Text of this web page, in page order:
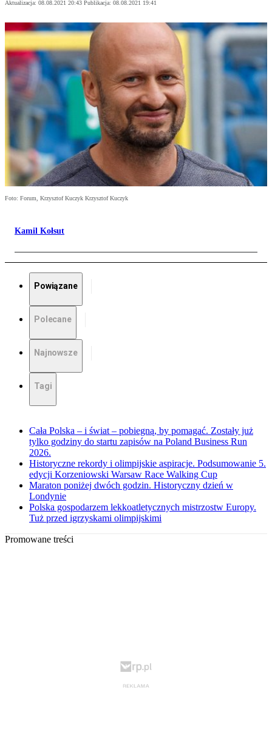
Aktualizacja: 08.08.2021 20:43 Publikacja: 08.08.2021 19:41
Foto: Forum, Krzysztof Kuczyk Krzysztof Kuczyk
Kamil Kołsut
Powiązane
Polecane
Najnowsze
Tagi
Cała Polska – i świat – pobiegną, by pomagać. Zostały już
tylko godziny do startu zapisów na Poland Business Run
2026.
Historyczne rekordy i olimpijskie aspiracje. Podsumowanie 5.
edycji Korzeniowski Warsaw Race Walking Cup
Maraton poniżej dwóch godzin. Historyczny dzień w
Londynie
Polska gospodarzem lekkoatletycznych mistrzostw Europy.
Tuż przed igrzyskami olimpijskimi
Promowane treści